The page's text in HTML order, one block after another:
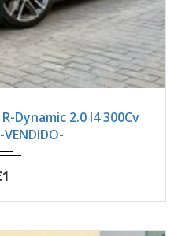
Dynamic 2.0 I4 300Cv